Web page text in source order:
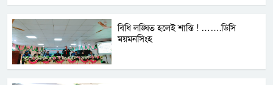
বিধি লঙ্ঘিত হলেই শাস্তি ! …….ডিসি
ময়মনসিংহ